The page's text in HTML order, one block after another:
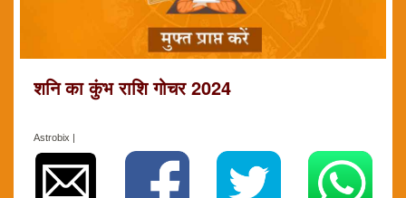
शनि का कुंभ राशि गोचर 2024
Astrobix |